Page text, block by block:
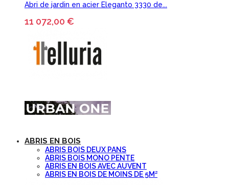
Abri de jardin en acier Eleganto 3330 de...
11 072,00 €
ABRIS EN BOIS
ABRIS BOIS DEUX PANS
ABRIS BOIS MONO PENTE
ABRIS EN BOIS AVEC AUVENT
ABRIS EN BOIS DE MOINS DE 5M²